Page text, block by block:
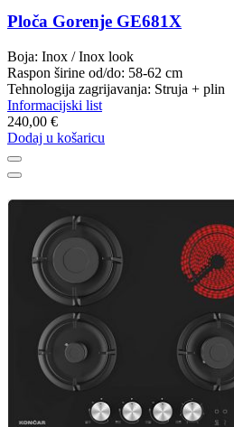
Ploča Gorenje GE681X
Boja: Inox / Inox look
Raspon širine od/do: 58-62 cm
Tehnologija zagrijavanja: Struja + plin
Informacijski list
240,00 €
Dodaj u košaricu